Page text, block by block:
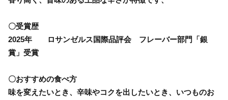
〇受賞歴
2025年 ロサンゼルス国際品評会 フレーバー部門「銀
賞」受賞
〇おすすめの食べ方
味を変えたいとき、辛味やコクを出したいとき、いつものお